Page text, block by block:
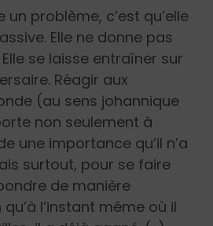
un problème, c’est qu’elle
Elle ne donne pas
se laisse entraîner sur
Réagir aux
(au sens johannique
non seulement à
une importance qu’il n’a
surtout, pour se faire
de manière
l’instant même où il